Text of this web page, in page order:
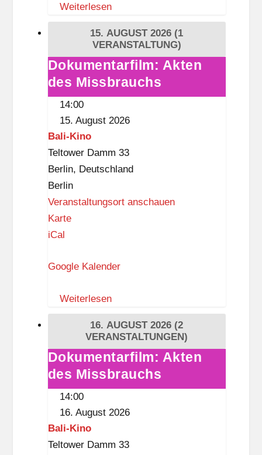
o
r
-
e
w
i
t
z
-
B
i
i
t
k
(
D
a
s
S
c
Weiterlesen
15. AUGUST 2026 (1
VERANSTALTUNG)
Dokumentarfilm:
Akten
des
Dokumentarfilm: Akten
des Missbrauchs
14:00
15. August 2026
Bali-Kino
Teltower Damm 33
Berlin, Deutschland
Berlin
Veranstaltungsort anschauen
KarteB
i
K
i
o
iCal
Google Kalender
Weiterlesen
16. AUGUST 2026 (2
VERANSTALTUNGEN)
Dokumentarfilm:
Akten
des
Dokumentarfilm: Akten
des Missbrauchs
14:00
16. August 2026
Bali-Kino
Teltower Damm 33